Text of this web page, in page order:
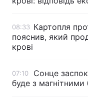
08:33 Картопля
пояснив, який
крові
07:10
Сонце
буде з